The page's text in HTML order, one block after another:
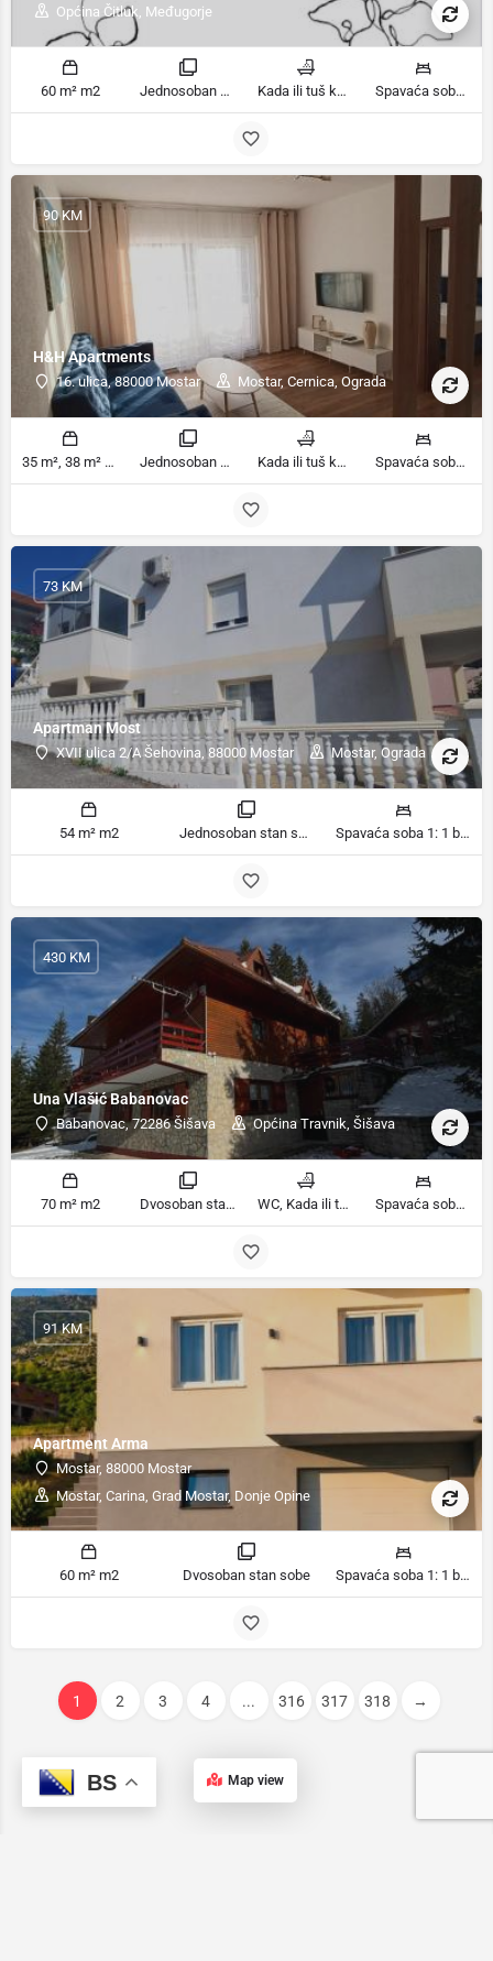
Općina Čitluk, Međugorje
60 m² m2 Jednosoban stan sobe Kada ili tuš kupatila Spavaća soba 1: 1 francuski bračni krevet | Dnevni boravak: 1 kauč na razvlačenje ležaja
H&H Apartments
16. ulica, 88000 Mostar Mostar, Cernica, Ograda
90 KM
35 m², 38 m² m2 Jednosoban stan sa balkonom, Apartman sobe Kada ili tuš kupatila Spavaća soba 1: 1 bračni krevet | Dnevni boravak: 1 kauč na razvlačenje | Spavaća soba 1: 3 kreveta za jednu osobu ležaja
Apartman Most
XVII ulica 2/A Šehovina, 88000 Mostar Mostar, Ograda
73 KM
54 m² m2 Jednosoban stan sobe Spavaća soba 1: 1 bračni krevet | Dnevni boravak: 1 kauč na razvlačenje ležaja
Una Vlašić Babanovac
Babanovac, 72286 Šišava Općina Travnik, Šišava
430 KM
70 m² m2 Dvosoban stan sa pogledom na planinu, Trosoban stan sa pogledom na planinu sobe WC, Kada ili tuš kupatila Spavaća soba 1: 1 krevet za jednu osobu | Spavaća soba 2: 1 krevet na kat | Dnevni boravak: 1 kauč na razvlačenje | Spavaća soba 2: 2 kreveta na kat | Spavaća soba 3: 2 francuska bračna kreveta ležaja
Apartment Arma
Mostar, 88000 Mostar
Mostar, Carina, Grad Mostar, Donje Opine
91 KM
60 m² m2 Dvosoban stan sobe Spavaća soba 1: 1 bračni krevet | Spavaća soba 2: 1 bračni krevet ležaja
1 2 3 4 ... 316 317 318 →
Map view
BS